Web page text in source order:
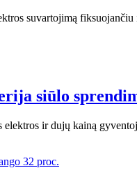
suvartojimą
siūlo
ir dujų kainą